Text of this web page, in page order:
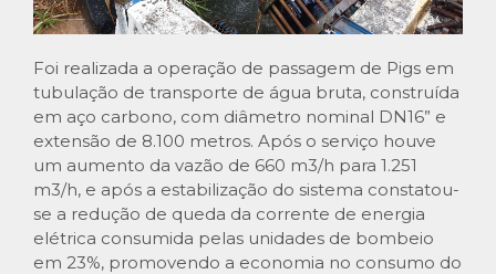
Foi realizada a operação de passagem de Pigs em
tubulação de transporte de água bruta, construída
em aço carbono, com diâmetro nominal DN16” e
extensão de 8.100 metros. Após o serviço houve
um aumento da vazão de 660 m3/h para 1.251
m3/h, e após a estabilização do sistema constatou-
se a redução de queda da corrente de energia
elétrica consumida pelas unidades de bombeio
em 23%, promovendo a economia no consumo do